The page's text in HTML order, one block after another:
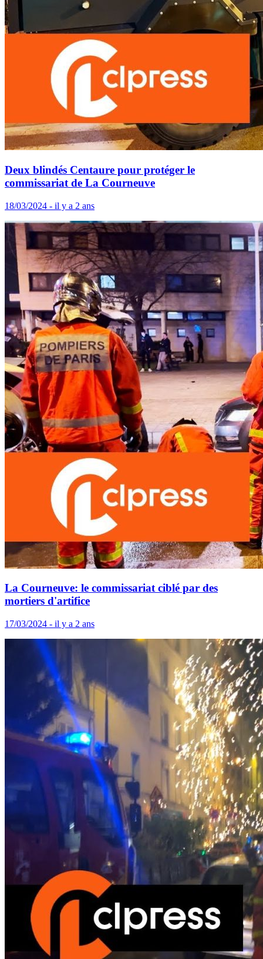
Deux blindés Centaure pour protéger le
commissariat de La Courneuve
18/03/2024 - il y a 2 ans
La Courneuve: le commissariat ciblé par des
mortiers d'artifice
17/03/2024 - il y a 2 ans